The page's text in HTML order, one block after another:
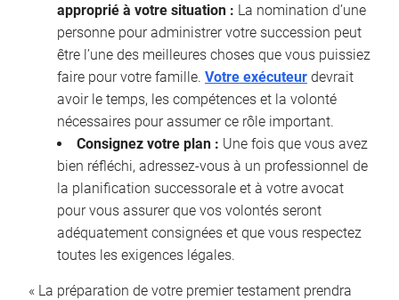
approprié à votre situation : La nomination d’une
personne pour administrer votre succession peut
être l’une des meilleures choses que vous puissiez
faire pour votre famille. Votre exécuteur devrait
avoir le temps, les compétences et la volonté
nécessaires pour assumer ce rôle important.
Consignez votre plan : Une fois que vous avez
bien réfléchi, adressez-vous à un professionnel de
la planification successorale et à votre avocat
pour vous assurer que vos volontés seront
adéquatement consignées et que vous respectez
toutes les exigences légales.
« La préparation de votre premier testament prendra